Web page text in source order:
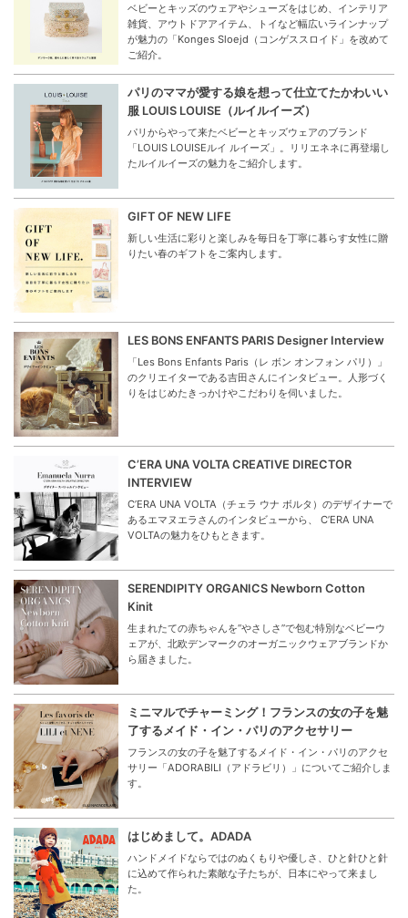
ベビーとキッズのウェアやシューズをはじめ、インテリア
雑貨、アウトドアアイテム、トイなど幅広いラインナップ
が魅力の「Konges Sloejd（コンゲススロイド」を改めて
ご紹介。
パリのママが愛する娘を想って仕立てたかわいい
服 LOUIS LOUISE（ルイルイーズ）
パリからやって来たベビーとキッズウェアのブランド
「LOUIS LOUISEルイ ルイーズ」。リリエネネに再登場し
たルイルイーズの魅力をご紹介します。
GIFT OF NEW LIFE
新しい生活に彩りと楽しみを毎日を丁寧に暮らす女性に贈
りたい春のギフトをご案内します。
LES BONS ENFANTS PARIS Designer Interview
「Les Bons Enfants Paris（レ ボン オンフォン パリ）」
のクリエイターである吉田さんにインタビュー。人形づく
りをはじめたきっかけやこだわりを伺いました。
C’ERA UNA VOLTA CREATIVE DIRECTOR
INTERVIEW
C’ERA UNA VOLTA（チェラ ウナ ボルタ）のデザイナーで
あるエマヌエラさんのインタビューから、 C’ERA UNA
VOLTAの魅力をひもときます。
SERENDIPITY ORGANICS Newborn Cotton
Kinit
生まれたての赤ちゃんを“やさしさ”で包む特別なベビーウ
ェアが、北欧デンマークのオーガニックウェアブランドか
ら届きました。
ミニマルでチャーミング！フランスの女の子を魅
了するメイド・イン・パリのアクセサリー
フランスの女の子を魅了するメイド・イン・パリのアクセ
サリー「ADORABILI（アドラビリ）」についてご紹介しま
す。
はじめまして。ADADA
ハンドメイドならではのぬくもりや優しさ、ひと針ひと針
に込めて作られた素敵な子たちが、日本にやって来まし
た。